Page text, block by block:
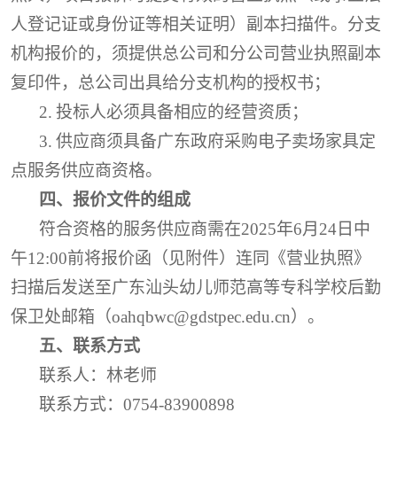
人登记证或身份证等相关证明）副本扫描件。分支
机构报价的，须提供总公司和分公司营业执照副本
复印件，总公司出具给分支机构的授权书；
2. 投标人必须具备相应的经营资质；
3. 供应商须具备广东政府采购电子卖场家具定
点服务供应商资格。
四、报价文件的组成
符合资格的服务供应商需在2025年6月 24日 中
午1 2:00前将报价函 （见附件） 连同《营业执照》
扫描后发送至广东汕头幼儿师范高等专科学校后勤
保卫处邮箱（oahqbwc@gdstpec.edu.cn）。
五、联系方式
联系人： 林老师
联系方式： 0754-83900898